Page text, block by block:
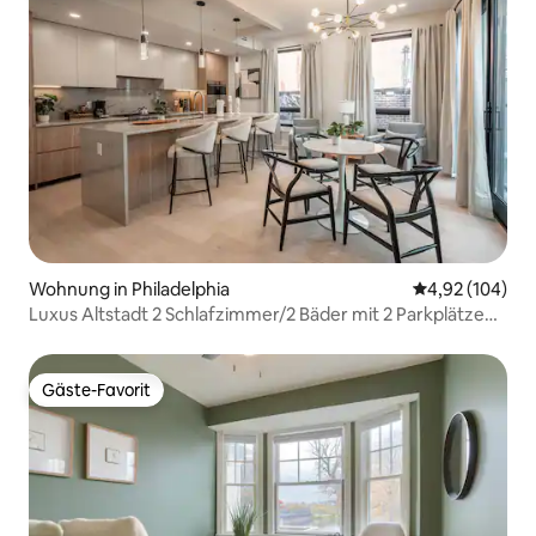
Wohnung in Philadelphia
4,92 (104)
Luxus Altstadt 2 Schlafzimmer/2 Bäder mit 2 Parkplätzen
Gäste-Favorit
Gäste-Favorit